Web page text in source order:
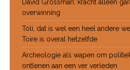
David Grossman: kracht alleen
overwinning
Toli, dat is wel een heel andere
Toire is overal hetzelfde
Archeologie als wapen om
ontlenen aan een ver verleden